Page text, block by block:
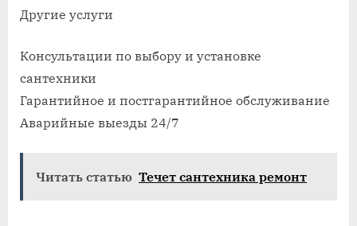
Другие услуги
Консультации по выбору и установке
сантехники
Гарантийное и постгарантийное обслуживание
Аварийные выезды 24/7
Читать статью Течет сантехника ремонт